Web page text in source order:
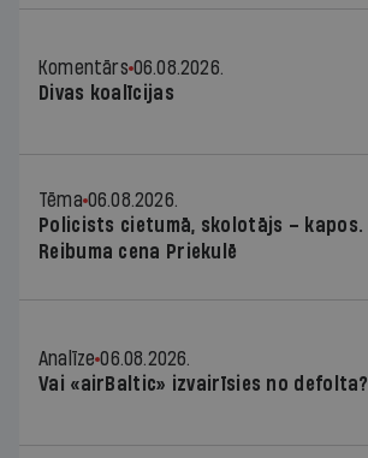
Komentārs 06.08.2026.
Divas koalīcijas
Tēma 06.08.2026.
Policists cietumā, skolotājs – kapos.
Reibuma cena Priekulē
Analīze 06.08.2026.
Vai «airBaltic» izvairīsies no defolta?